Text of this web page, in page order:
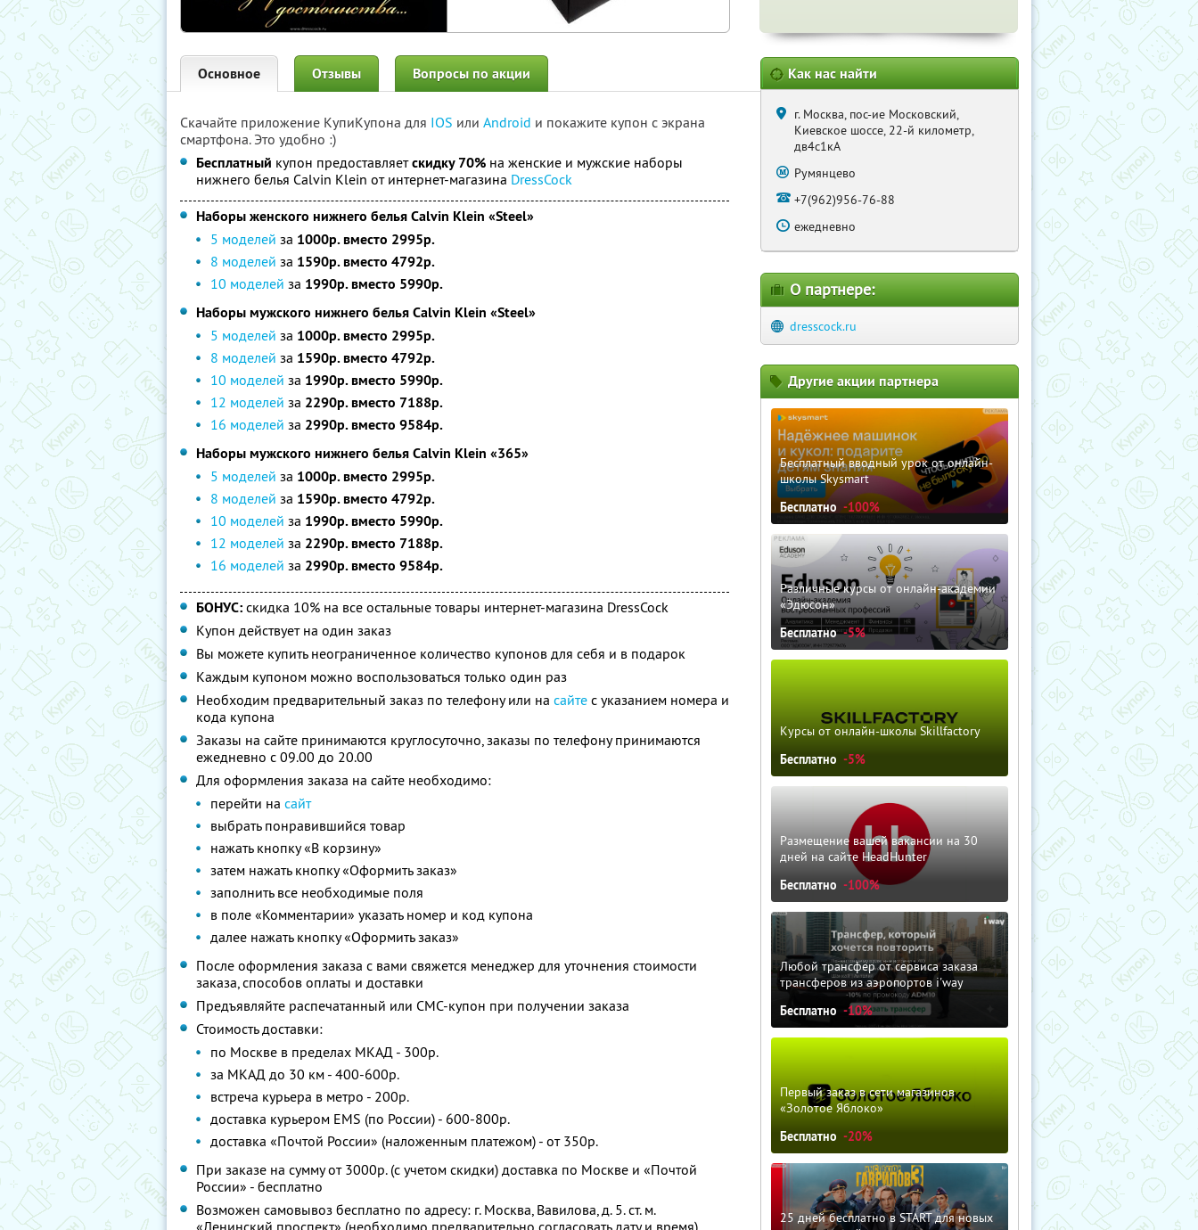
Основное Отзывы Вопросы по акции
Скачайте приложение КупиКупона для IOS или Android и покажите купон с экрана
смартфона. Это удобно :)
Бесплатный купон предоставляетскидку 70% на женские и мужские наборы
нижнего белья Calvin Klein от интернет-магазина DressCock
Наборы женского нижнего белья Calvin Klein «Steel»
5 моделей за 1000р. вместо 2995р.
8 моделей за 1590р. вместо 4792р.
10 моделей за 1990р. вместо 5990р.
Наборы мужского нижнего белья Calvin Klein «Steel»
5 моделей за 1000р. вместо 2995р.
8 моделей за 1590р. вместо 4792р.
10 моделей за 1990р. вместо 5990р.
12 моделей за 2290р. вместо 7188р.
16 моделей за 2990р. вместо 9584р.
Наборы мужского нижнего белья Calvin Klein «365»
5 моделей за 1000р. вместо 2995р.
8 моделей за 1590р. вместо 4792р.
10 моделей за 1990р. вместо 5990р.
12 моделей за 2290р. вместо 7188р.
16 моделей за 2990р. вместо 9584р.
БОНУС: скидка 10% на все остальные товары интернет-магазина DressCock
Купон действует на один заказ
Вы можете купить неограниченное количество купонов для себя и в подарок
Каждым купоном можно воспользоваться только один раз
Необходим предварительный заказ по телефону или на сайте с указанием номера и
кода купона
Заказы на сайте принимаются круглосуточно, заказы по телефону принимаются
ежедневно с 09.00 до 20.00
Для оформления заказа на сайте необходимо:
перейти на сайт
выбрать понравившийся товар
нажать кнопку «В корзину»
затем нажать кнопку «Оформить заказ»
заполнить все необходимые поля
в поле «Комментарии» указать номер и код купона
далее нажать кнопку «Оформить заказ»
После оформления заказа с вами свяжется менеджер для уточнения стоимости
заказа, способов оплаты и доставки
Предъявляйте распечатанный или СМС-купон при получении заказа
Стоимость доставки:
по Москве в пределах МКАД - 300р.
за МКАД до 30 км - 400-600р.
встреча курьера в метро - 200р.
доставка курьером EMS (по России) - 600-800р.
доставка «Почтой России» (наложенным платежом) - от 350р.
При заказе на сумму от 3000р. (с учетом скидки) доставка по Москве и «Почтой
России» - бесплатно
Возможен самовывоз бесплатно по адресу: г. Москва, Вавилова, д. 5. ст. м.
«Ленинский проспект» (необходимо предварительно согласовать дату и время)
Как нас найти
г. Москва, пос-ие Московский,
Киевское шоссе, 22-й километр,
дв4с1кА
Румянцево
+7(962)956-76-88
ежедневно
О партнере:
dresscock.ru
Другие акции партнера
Бесплатный вводный урок от онлайн-
школы Skysmart
Бесплатно -100%
Различные курсы от онлайн-академии
«Эдюсон»
Бесплатно -5%
Курсы от онлайн-школы Skillfactory
Бесплатно -5%
Размещение вашей вакансии на 30
дней на сайте HeadHunter
Бесплатно -100%
Любой трансфер от сервиса заказа
трансферов из аэропортов i'way
Бесплатно -10%
Первый заказ в сети магазинов
«Золотое Яблоко»
Бесплатно -20%
25 дней бесплатно в START для новых